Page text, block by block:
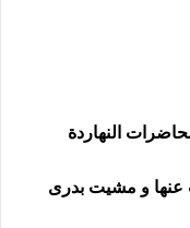
النهاردة
عنها و مشيت بدرى